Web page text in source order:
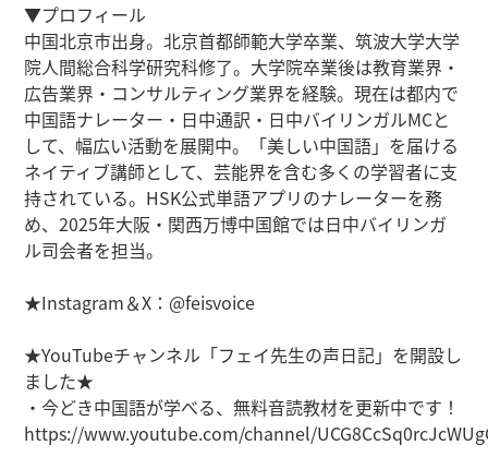
▼プロフィール
中国北京市出身。北京首都師範大学卒業、筑波大学大学
院人間総合科学研究科修了。大学院卒業後は教育業界・
広告業界・コンサルティング業界を経験。現在は都内で
中国語ナレーター・日中通訳・日中バイリンガルMCと
して、幅広い活動を展開中。「美しい中国語」を届ける
ネイティブ講師として、芸能界を含む多くの学習者に支
持されている。HSK公式単語アプリのナレーターを務
め、2025年大阪・関西万博中国館では日中バイリンガ
ル司会者を担当。
★Instagram＆X：@feisvoice
★YouTubeチャンネル「フェイ先生の声日記」を開設し
ました★
・今どき中国語が学べる、無料音読教材を更新中です！
https://www.youtube.com/channel/